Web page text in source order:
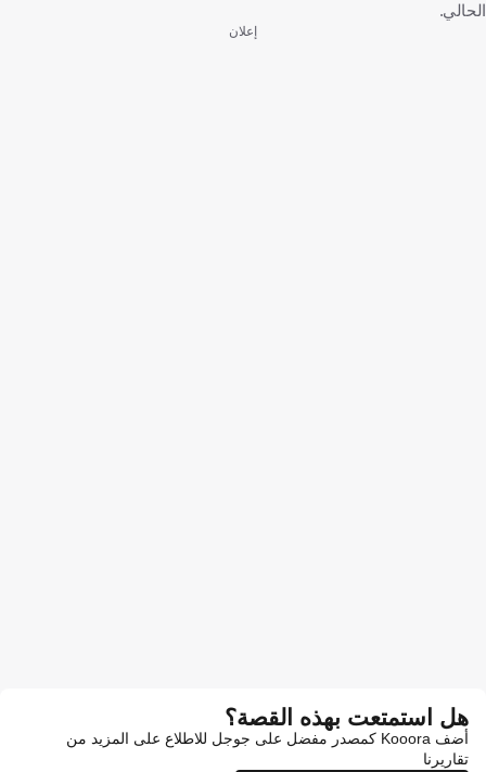
الحالي.
إعلان
هل استمتعت بهذه القصة؟
أضف Kooora كمصدر مفضل على جوجل للاطلاع على المزيد من
تقاريرنا